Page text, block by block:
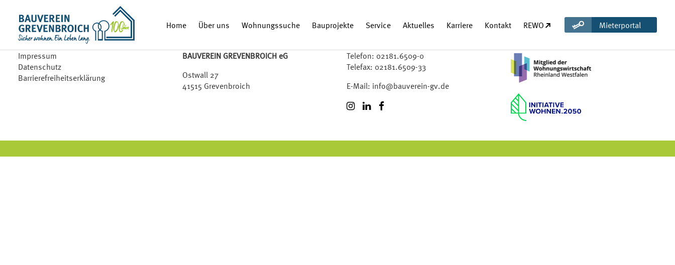
Home Über uns Wohnungssuche Bauprojekte Service Aktuelles Karriere Kontakt REWO Mieterportal
(öffnet in neuem Tab)
Impressum
Datenschutz
Barrierefreiheitserklärung
BAUVEREIN GREVENBROICH eG
Ostwall 27
41515 Grevenbroich
Telefon: 02181.6509-0
Telefax: 02181.6509-33
E-Mail: info@bauverein-gv.de